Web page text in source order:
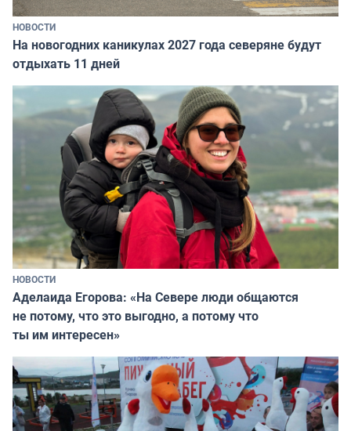
НОВОСТИ
На новогодних каникулах 2027 года северяне будут
отдыхать 11 дней
НОВОСТИ
Аделаида Егорова: «На Севере люди общаются
не потому, что это выгодно, а потому что
ты им интересен»